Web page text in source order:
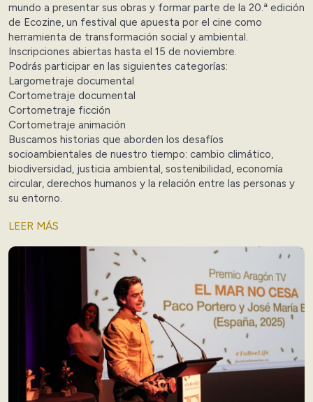
mundo a presentar sus obras y formar parte de la 20.ª edición
de Ecozine, un festival que apuesta por el cine como
herramienta de transformación social y ambiental.
Inscripciones abiertas hasta el 15 de noviembre.
Podrás participar en las siguientes categorías:
Largometraje documental
Cortometraje documental
Cortometraje ficción
Cortometraje animación
Buscamos historias que aborden los desafíos
socioambientales de nuestro tiempo: cambio climático,
biodiversidad, justicia ambiental, sostenibilidad, economía
circular, derechos humanos y la relación entre las personas y
su entorno.
LEER MÁS